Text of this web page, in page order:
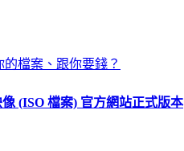
檔案、跟你要錢？
(ISO 檔案) 官方網站正式版本